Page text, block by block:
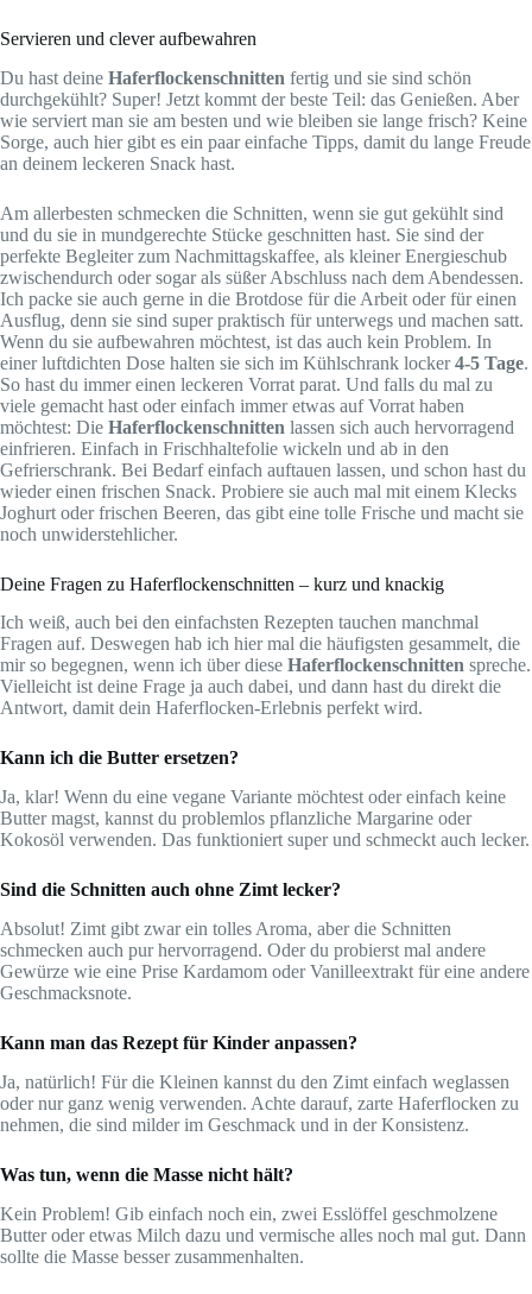
Servieren und clever aufbewahren
Du hast deine Haferflockenschnitten fertig und sie sind schön
durchgekühlt? Super! Jetzt kommt der beste Teil: das Genießen. Aber
wie serviert man sie am besten und wie bleiben sie lange frisch? Keine
Sorge, auch hier gibt es ein paar einfache Tipps, damit du lange Freude
an deinem leckeren Snack hast.
Am allerbesten schmecken die Schnitten, wenn sie gut gekühlt sind
und du sie in mundgerechte Stücke geschnitten hast. Sie sind der
perfekte Begleiter zum Nachmittagskaffee, als kleiner Energieschub
zwischendurch oder sogar als süßer Abschluss nach dem Abendessen.
Ich packe sie auch gerne in die Brotdose für die Arbeit oder für einen
Ausflug, denn sie sind super praktisch für unterwegs und machen satt.
Wenn du sie aufbewahren möchtest, ist das auch kein Problem. In
einer luftdichten Dose halten sie sich im Kühlschrank locker4-5 Tage.
So hast du immer einen leckeren Vorrat parat. Und falls du mal zu
viele gemacht hast oder einfach immer etwas auf Vorrat haben
möchtest: Die Haferflockenschnitten lassen sich auch hervorragend
einfrieren. Einfach in Frischhaltefolie wickeln und ab in den
Gefrierschrank. Bei Bedarf einfach auftauen lassen, und schon hast du
wieder einen frischen Snack. Probiere sie auch mal mit einem Klecks
Joghurt oder frischen Beeren, das gibt eine tolle Frische und macht sie
noch unwiderstehlicher.
Deine Fragen zu Haferflockenschnitten – kurz und knackig
Ich weiß, auch bei den einfachsten Rezepten tauchen manchmal
Fragen auf. Deswegen hab ich hier mal die häufigsten gesammelt, die
mir so begegnen, wenn ich über diese Haferflockenschnitten spreche.
Vielleicht ist deine Frage ja auch dabei, und dann hast du direkt die
Antwort, damit dein Haferflocken-Erlebnis perfekt wird.
Kann ich die Butter ersetzen?
Ja, klar! Wenn du eine vegane Variante möchtest oder einfach keine
Butter magst, kannst du problemlos pflanzliche Margarine oder
Kokosöl verwenden. Das funktioniert super und schmeckt auch lecker.
Sind die Schnitten auch ohne Zimt lecker?
Absolut! Zimt gibt zwar ein tolles Aroma, aber die Schnitten
schmecken auch pur hervorragend. Oder du probierst mal andere
Gewürze wie eine Prise Kardamom oder Vanilleextrakt für eine andere
Geschmacksnote.
Kann man das Rezept für Kinder anpassen?
Ja, natürlich! Für die Kleinen kannst du den Zimt einfach weglassen
oder nur ganz wenig verwenden. Achte darauf, zarte Haferflocken zu
nehmen, die sind milder im Geschmack und in der Konsistenz.
Was tun, wenn die Masse nicht hält?
Kein Problem! Gib einfach noch ein, zwei Esslöffel geschmolzene
Butter oder etwas Milch dazu und vermische alles noch mal gut. Dann
sollte die Masse besser zusammenhalten.